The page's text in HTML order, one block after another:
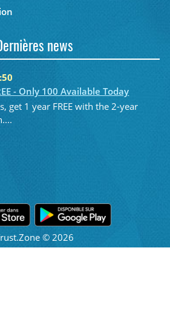
news
- Only 100 Available Today
get 1 year FREE with the 2-year
© 2026